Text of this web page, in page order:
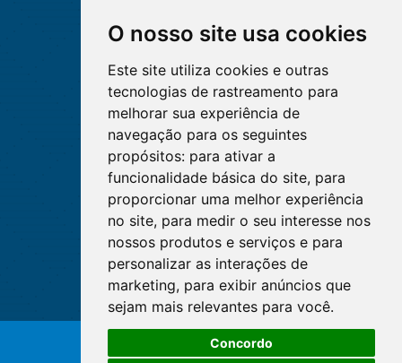
O nosso site usa cookies
Este site utiliza cookies e outras
tecnologias de rastreamento para
melhorar sua experiência de
navegação para os seguintes
propósitos: para ativar a
funcionalidade básica do site, para
proporcionar uma melhor experiência
no site, para medir o seu interesse nos
nossos produtos e serviços e para
personalizar as interações de
marketing, para exibir anúncios que
sejam mais relevantes para você.
Concordo